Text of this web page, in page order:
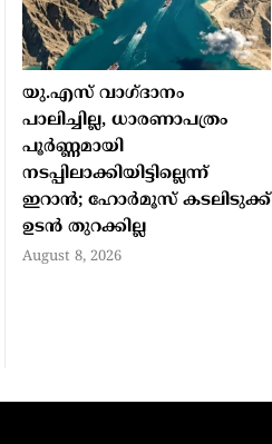
യു.എസ് വാഗ്ദാനം
പാലിച്ചില്ല, ധാരണാപത്രം
പൂർണ്ണമായി
നടപ്പിലാക്കിയിട്ടില്ലെന്ന്
ഇറാൻ; ഹോർമൂസ് കടലിടുക്ക്
ഉടൻ തുറക്കില്ല
August 8, 2026